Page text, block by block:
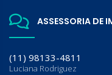
ASSESSORIA DE
(11) 98133-4811
Luciana Rodriguez